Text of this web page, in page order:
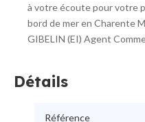
à votre écoute pour votre
bord de mer en Charente
GIBELIN (EI) Agent
Détails
Référence